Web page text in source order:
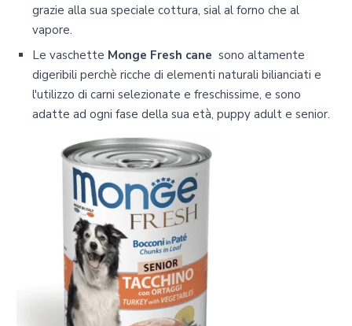
grazie alla sua speciale cottura, sial al forno che al
vapore.
Le vaschette Monge Fresh cane sono altamente
digeribili perchè ricche di elementi naturali bilianciati e
l'utilizzo di carni selezionate e freschissime, e sono
adatte ad ogni fase della sua età, puppy adult e senior.